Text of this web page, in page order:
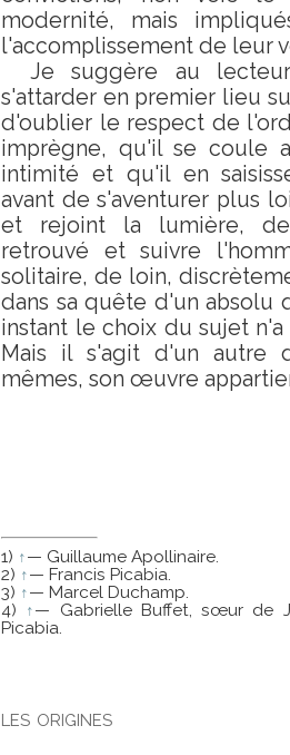
modernité, mais
l'accomplissement de leur
Je suggère au
s'attarder en premier lieu
d'oublier le respect de
imprègne, qu'il se coule
intimité et qu'il en
avant de s'aventurer plus
et rejoint la lumière, de
retrouvé et suivre
solitaire, de loin,
dans sa quête d'un absolu
instant le choix du sujet
Mais il s'agit d'un autre
mêmes, son œuvre
1) ↑— Guillaume Apollinaire.
2) ↑— Francis Picabia.
3) ↑— Marcel Duchamp.
4) ↑— Gabrielle Buffet, sœur de
Picabia.
les origines